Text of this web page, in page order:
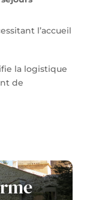
l’accueil
la logistique
de